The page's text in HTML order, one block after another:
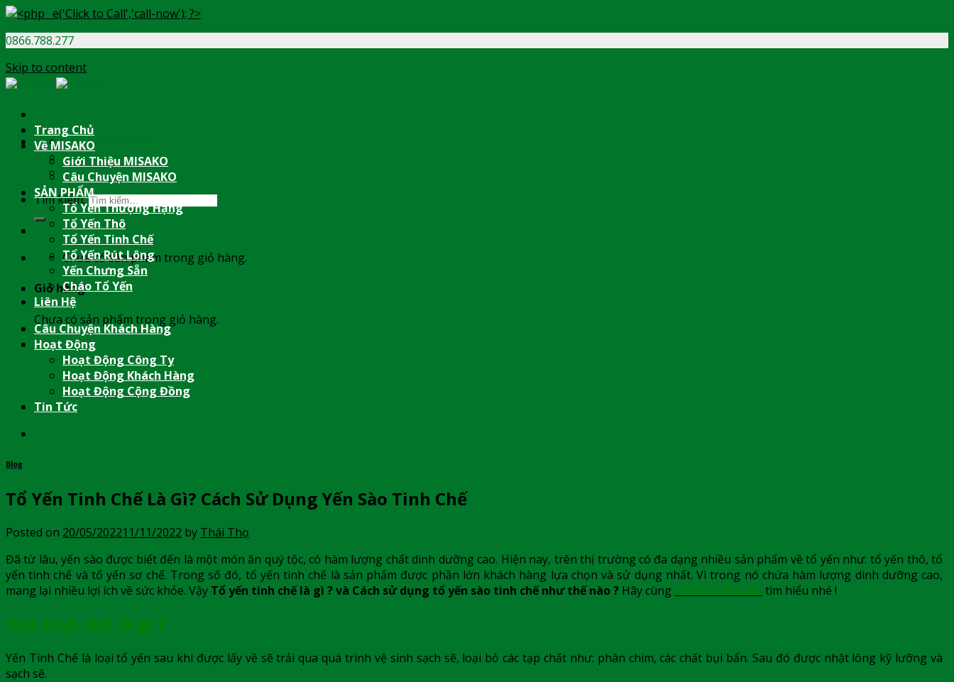
0866.788.277
Skip to content
info@misako.vn
08:00 - 17:00
0866.788.277
Tìm kiếm:
Chưa có sản phẩm trong giỏ hàng.
Giỏ hàng
Chưa có sản phẩm trong giỏ hàng.
Trang Chủ
Về MISAKO
Giới Thiệu MISAKO
Câu Chuyện MISAKO
SẢN PHẨM
Tổ Yến Thượng Hạng
Tổ Yến Thô
Tổ Yến Tinh Chế
Tổ Yến Rút Lông
Yến Chưng Sẵn
Cháo Tổ Yến
Liên Hệ
Câu Chuyện Khách Hàng
Hoạt Động
Hoạt Động Công Ty
Hoạt Động Khách Hàng
Hoạt Động Cộng Đồng
Tin Tức
Blog
Tổ Yến Tinh Chế Là Gì? Cách Sử Dụng Yến Sào Tinh Chế
Posted on 20/05/202211/11/2022 by Thái Thọ
Đã từ lâu, yến sào được biết đến là một món ăn quý tộc, có hàm lượng chất dinh dưỡng cao. Hiện nay, trên thị trường có đa dạng nhiều sản phẩm về tổ yến như: tổ yến thô, tổ
yến tinh chế và tổ yến sơ chế. Trong số đó, tổ yến tinh chế là sản phẩm được phần lớn khách hàng lựa chọn và sử dụng nhất. Vì trong nó chứa hàm lượng dinh dưỡng cao,
mang lại nhiều lợi ích về sức khỏe. Vậy Tổ yến tinh chế là gì ? và Cách sử dụng tổ yến sào tinh chế như thế nào ? Hãy cùng Yến sào Misako tìm hiểu nhé !
Yến tinh chế là gì ?
Yến Tinh Chế là loại tổ yến sau khi được lấy về sẽ trải qua quá trình vệ sinh sạch sẽ, loại bỏ các tạp chất như: phân chim, các chất bụi bẩn. Sau đó được nhặt lông kỹ lưỡng và
sạch sẽ.